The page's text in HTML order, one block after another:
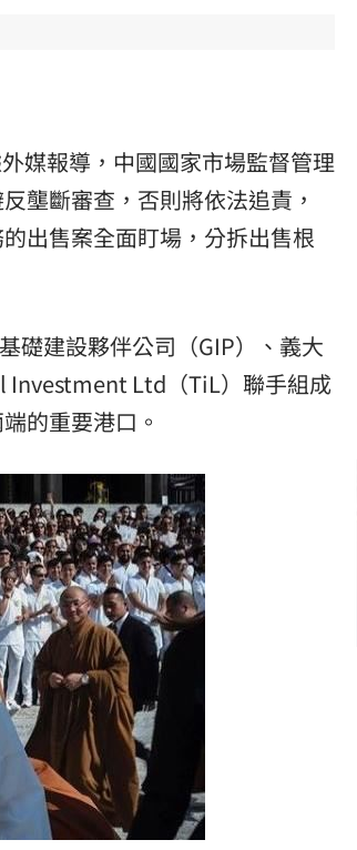
媒報導，中國國家市場監督管理
壟斷審查，否則將依法追責，
出售案全面盯場，分拆出售根
礎建設夥伴公司（GIP）、義大
Investment Ltd（TiL）聯手組成
的重要港口。